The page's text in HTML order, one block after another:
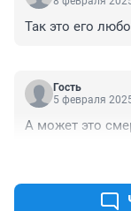
Так это его
Гость
5 февраля
А может это